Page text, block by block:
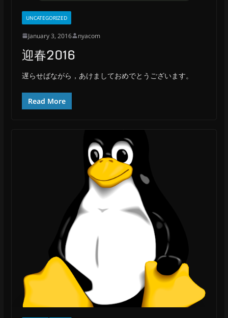
UNCATEGORIZED
January 3, 2016 nyacom
迎春2016
遅らせばながら，あけましておめでとうございます。
Read More